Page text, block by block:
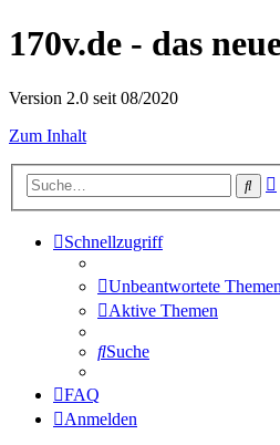
170v.de - das
Version 2.0 seit 08/2020
Zum Inhalt
Schnellzugriff
Unbeantwortete
Aktive Themen
Suche
FAQ
Anmelden